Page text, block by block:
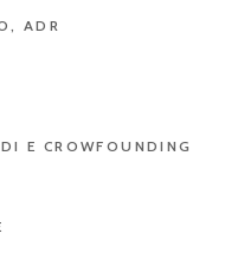
ADR
E CROWFOUNDING